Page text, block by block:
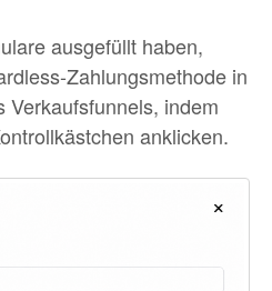
ausgefüllt haben,
Zahlungsmethode in
Verkaufsfunnels, indem
anklicken.